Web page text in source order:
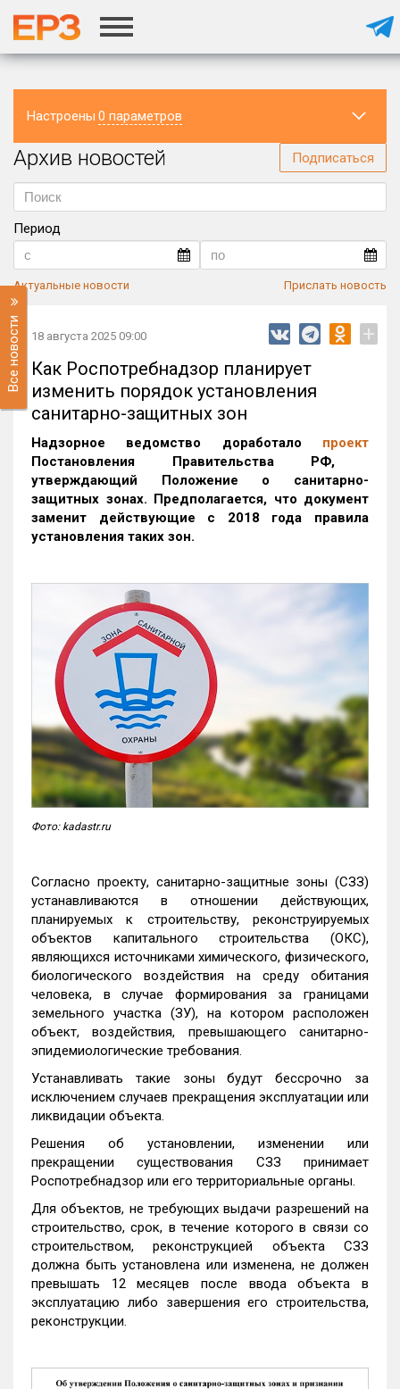
Настроены 0 параметров
Регион
Архив новостей Подписаться
Период
Актуальные новости Прислать новость
Все новости 18 августа 2025 09:00 +
Как Роспотребнадзор планирует
изменить порядок установления
санитарно-защитных зон
Надзорное ведомство доработало проект
Постановления Правительства РФ,
утверждающий Положение о санитарно-
защитных зонах. Предполагается, что документ
заменит действующие с 2018 года правила
установления таких зон.
Фото: kadastr.ru
Согласно проекту, санитарно-защитные зоны (СЗЗ)
устанавливаются в отношении действующих,
планируемых к строительству, реконструируемых
объектов капитального строительства (ОКС),
являющихся источниками химического, физического,
биологического воздействия на среду обитания
человека, в случае формирования за границами
земельного участка (ЗУ), на котором расположен
объект, воздействия, превышающего санитарно-
эпидемиологические требования.
Устанавливать такие зоны будут бессрочно за
исключением случаев прекращения эксплуатации или
ликвидации объекта.
Решения об установлении, изменении или
прекращении существования СЗЗ принимает
Роспотребнадзор или его территориальные органы.
Для объектов, не требующих выдачи разрешений на
строительство, срок, в течение которого в связи со
строительством, реконструкцией объекта СЗЗ
должна быть установлена или изменена, не должен
превышать 12 месяцев после ввода объекта в
эксплуатацию либо завершения его строительства,
реконструкции.